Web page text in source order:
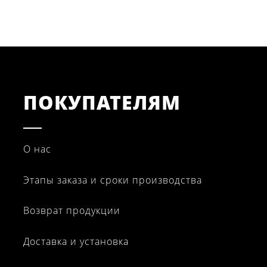
ПОКУПАТЕЛЯМ
О нас
Этапы заказа и сроки производства
Возврат продукции
Доставка и установка